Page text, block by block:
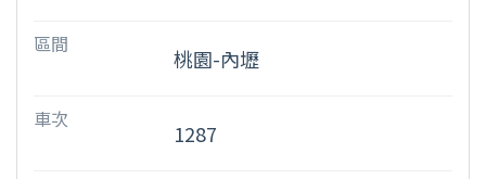
區間
桃園-內壢
車次
1287